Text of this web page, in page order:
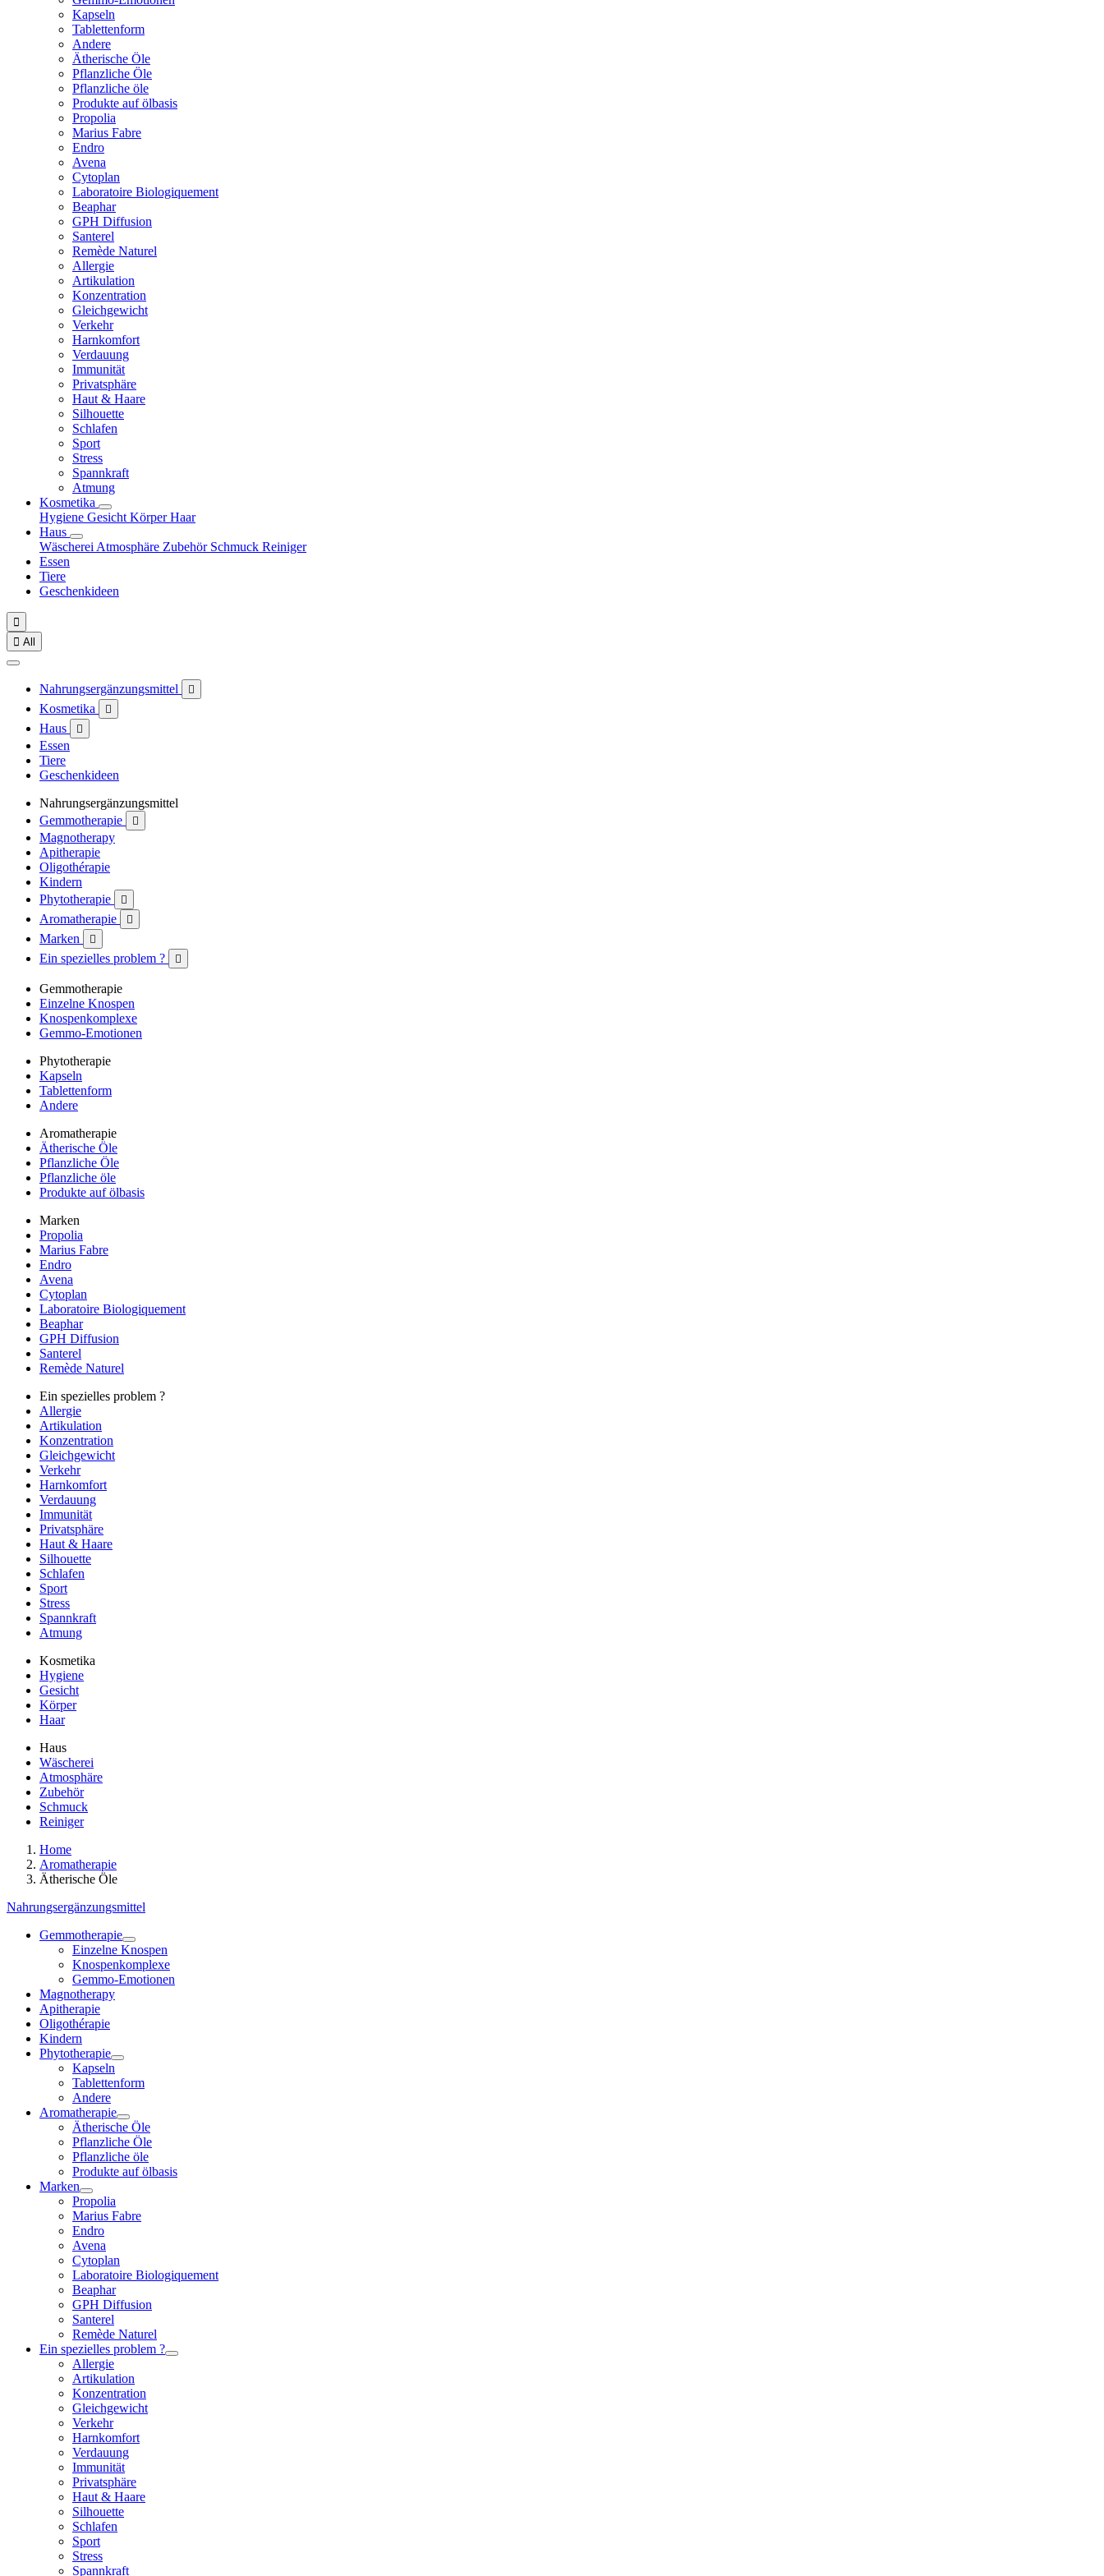
Kapseln
Tablettenform
Andere
Ätherische Öle
Pflanzliche Öle
Pflanzliche öle
Produkte auf ölbasis
Propolia
Marius Fabre
Endro
Avena
Cytoplan
Laboratoire Biologiquement
Beaphar
GPH Diffusion
Santerel
Remède Naturel
Allergie
Artikulation
Konzentration
Gleichgewicht
Verkehr
Harnkomfort
Verdauung
Immunität
Privatsphäre
Haut & Haare
Silhouette
Schlafen
Sport
Stress
Spannkraft
Atmung
Kosmetika
Hygiene Gesicht KörperHaar
Haus
Wäscherei Atmosphäre Zubehör Schmuck Reiniger
Essen
Tiere
Geschenkideen

 All
Nahrungsergänzungsmittel 
Kosmetika 
Haus 
Essen
Tiere
Geschenkideen
Nahrungsergänzungsmittel
Gemmotherapie

Magnotherapy
Apitherapie
Oligothérapie
Kindern
Phytotherapie

Aromatherapie 
Marken 
Ein spezielles problem ? 
Gemmotherapie
Einzelne Knospen
Knospenkomplexe
Gemmo-Emotionen
Phytotherapie
Kapseln
Tablettenform
Andere
Aromatherapie
Ätherische Öle
Pflanzliche Öle
Pflanzliche öle
Produkte auf ölbasis
Marken
Propolia
Marius Fabre
Endro
Avena
Cytoplan
Laboratoire Biologiquement
Beaphar
GPH Diffusion
Santerel
Remède Naturel
Ein spezielles problem ?
Allergie
Artikulation
Konzentration
Gleichgewicht
Verkehr
Harnkomfort
Verdauung
Immunität
Privatsphäre
Haut & Haare
Silhouette
Schlafen
Sport
Stress
Spannkraft
Atmung
Kosmetika
Hygiene
Gesicht
Körper
Haar
Haus
Wäscherei
Atmosphäre
Zubehör
Schmuck
Reiniger
Home
Aromatherapie
Ätherische Öle
Nahrungsergänzungsmittel
Gemmotherapie
Einzelne Knospen
Knospenkomplexe
Gemmo-Emotionen
Magnotherapy
Apitherapie
Oligothérapie
Kindern
Phytotherapie
Kapseln
Tablettenform
Andere
Aromatherapie
Ätherische Öle
Pflanzliche Öle
Pflanzliche öle
Produkte auf ölbasis
Marken
Propolia
Marius Fabre
Endro
Avena
Cytoplan
Laboratoire Biologiquement
Beaphar
GPH Diffusion
Santerel
Remède Naturel
Ein spezielles problem ?
Allergie
Artikulation
Konzentration
Gleichgewicht
Verkehr
Harnkomfort
Verdauung
Immunität
Privatsphäre
Haut & Haare
Silhouette
Schlafen
Sport
Stress
Spannkraft